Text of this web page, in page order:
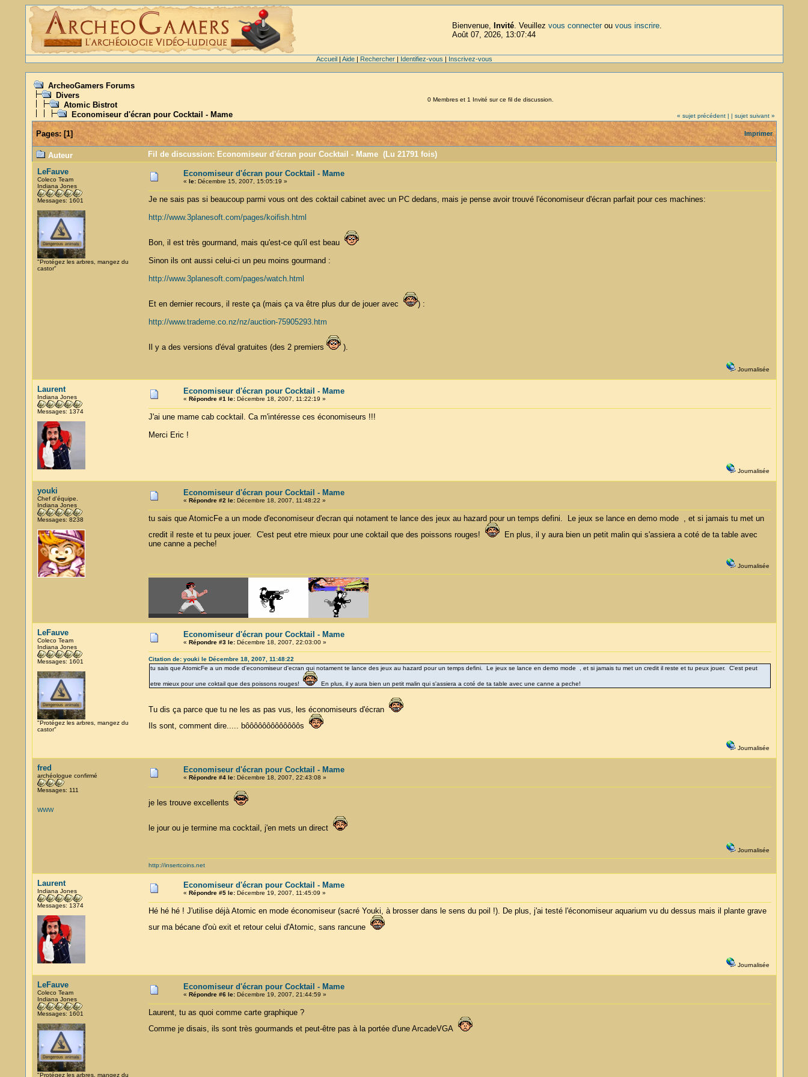
Bienvenue, Invité. Veuillez vous connecterou vous inscrire.
Août 07, 2026, 13:07:44
Accueil| Aide| Rechercher| Identifiez-vous | Inscrivez-vous
ArcheoGamers Forums
Divers
Atomic Bistrot
Economiseur d'écran pour Cocktail - Mame
0 Membres et 1 Invité sur ce fil de discussion.
« sujet précédent | | sujet suivant »
Pages:[1] Imprimer
Auteur
Fil de discussion: Economiseur d'écran pour Cocktail - Mame (Lu 21791 fois)
LeFauve
Coleco Team
Indiana Jones
Messages: 1601
"Protégez les arbres, mangez du
castor"
Economiseur d'écran pour Cocktail - Mame
« le:Décembre 15, 2007, 15:05:19 »
Je ne sais pas si beaucoup parmi vous ont des coktail cabinet avec un PC dedans, mais je pense avoir trouvé l'économiseur d'écran parfait pour ces machines:
http://www.3planesoft.com/pages/koifish.html
Bon, il est très gourmand, mais qu'est-ce qu'il est beau
Sinon ils ont aussi celui-ci un peu moins gourmand :
http://www.3planesoft.com/pages/watch.html
Et en dernier recours, il reste ça (mais ça va être plus dur de jouer avec
) :
http://www.trademe.co.nz/nz/auction-75905293.htm
Il y a des versions d'éval gratuites (des 2 premiers ).
Journalisée
Laurent
Indiana Jones
Messages: 1374
Economiseur d'écran pour Cocktail - Mame
« Répondre #1 le:Décembre 18, 2007, 11:22:19 »
J'ai une mame cab cocktail. Ca m'intéresse ces économiseurs !!!
Merci Eric !
Journalisée
youki
Chef d'équipe.
Indiana Jones
Messages: 8238
Economiseur d'écran pour Cocktail - Mame
« Répondre #2 le:Décembre 18, 2007, 11:48:22 »
tu sais que AtomicFe a un mode d'economiseur d'ecran qui notament te lance des jeux au hazard pour un temps defini. Le jeux se lance en demo mode , et si jamais tu met un
credit il reste et tu peux jouer. C'est peut etre mieux pour une coktail que des poissons rouges!
En plus, il y aura bien un petit malin qui s'assiera a coté de ta table avec
une canne a peche!
Journalisée
LeFauve
Coleco Team
Indiana Jones
Messages: 1601
"Protégez les arbres, mangez du
castor"
Economiseur d'écran pour Cocktail - Mame
« Répondre #3 le:Décembre 18, 2007, 22:03:00 »
Citation de: youki le Décembre 18, 2007, 11:48:22
tu sais que AtomicFe a un mode d'economiseur d'ecran qui notament te lance des jeux au hazard pour un temps defini. Le jeux se lance en demo mode , et si jamais tu met un credit il reste et tu peux jouer. C'est peut
etre mieux pour une coktail que des poissons rouges! En plus, il y aura bien un petit malin qui s'assiera a coté de ta table avec une canne a peche!
Tu dis ça parce que tu ne les as pas vus, les économiseurs d'écran
Ils sont, comment dire..... bôôôôôôôôôôôôôs
Journalisée
fred
archéologue confirmé
Messages: 111
WWW
Economiseur d'écran pour Cocktail - Mame
« Répondre #4 le:Décembre 18, 2007, 22:43:08 »
je les trouve excellents
le jour ou je termine ma cocktail, j'en mets un direct
Journalisée
http://insertcoins.net
Laurent
Indiana Jones
Messages: 1374
Economiseur d'écran pour Cocktail - Mame
« Répondre #5 le:Décembre 19, 2007, 11:45:09 »
Hé hé hé ! J'utilise déjà Atomic en mode économiseur (sacré Youki, à brosser dans le sens du poil !). De plus, j'ai testé l'économiseur aquarium vu du dessus mais il plante grave
sur ma bécane d'où exit et retour celui d'Atomic, sans rancune
Journalisée
LeFauve
Coleco Team
Indiana Jones
Messages: 1601
"Protégez les arbres, mangez du
Economiseur d'écran pour Cocktail - Mame
« Répondre #6 le:Décembre 19, 2007, 21:44:59 »
Laurent, tu as quoi comme carte graphique ?
Comme je disais, ils sont très gourmands et peut-être pas à la portée d'une ArcadeVGA